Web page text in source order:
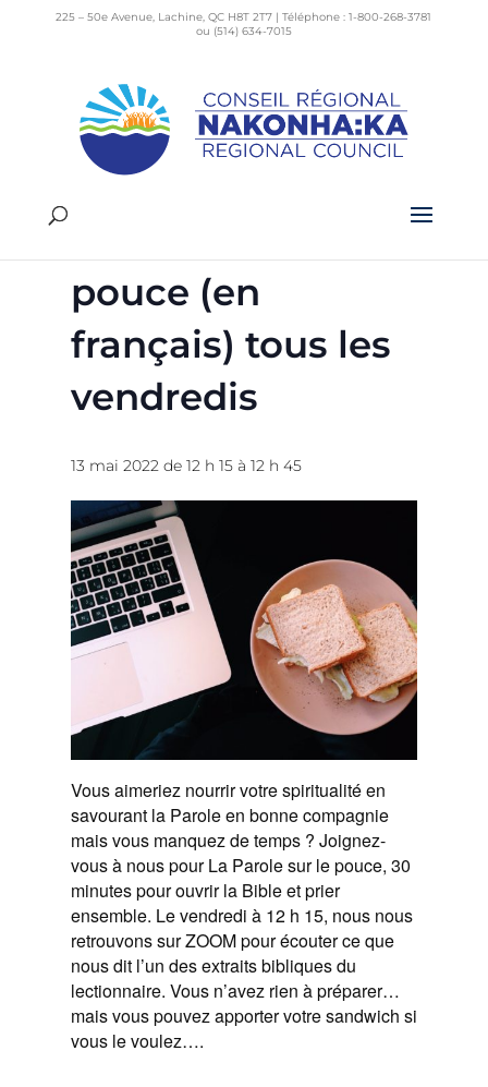
225 – 50e Avenue, Lachine, QC H8T 2T7 | Téléphone : 1-800-268-3781
ou (514) 634-7015
« Tous les Évènements
Cet évènement est passé.
pouce (en
français) tous les
vendredis
13 mai 2022 de 12 h 15à 12 h 45
Vous aimeriez nourrir votre spiritualité en
savourant la Parole en bonne compagnie
mais vous manquez de temps ? Joignez-
vous à nous pour La Parole sur le pouce, 30
minutes pour ouvrir la Bible et prier
ensemble. Le vendredi à 12 h 15, nous nous
retrouvons sur ZOOM pour écouter ce que
nous dit l’un des extraits bibliques du
lectionnaire. Vous n’avez rien à préparer…
mais vous pouvez apporter votre sandwich si
vous le voulez….